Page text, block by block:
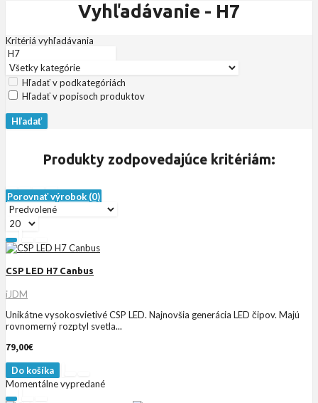
Vyhľadávanie - H7
Kritériá vyhľadávania
Hľadať v podkategóriách
Hľadať v popisoch produktov
Produkty zodpovedajúce kritériám:
Porovnať výrobok (0)
CSP LED H7 Canbus
iJDM
Unikátne vysokosvietivé CSP LED. Najnovšia generácia LED čipov. Majú
rovnomerný rozptyl svetla...
79,00€
Do košíka
Momentálne vypredané